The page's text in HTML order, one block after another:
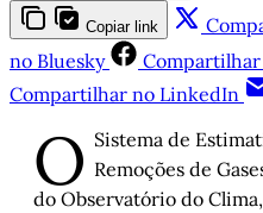
Copiar link
no Bluesky
Compartilhar
Compartilhar no LinkedIn
O Sistema de
Remoções de
do Observatório do Clima,